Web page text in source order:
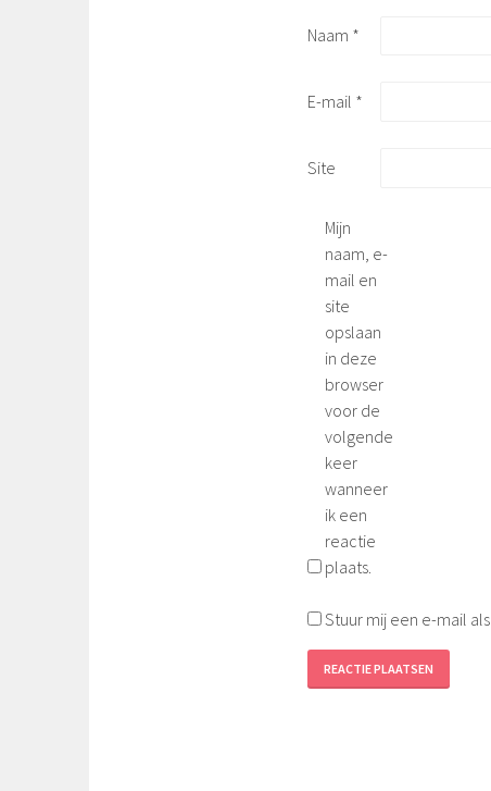
Naam *
E-mail *
Site
Mijn
naam, e-
mail en
site
opslaan
in deze
browser
voor de
volgende
keer
wanneer
ik een
reactie
plaats.
Stuur mij een e-mail